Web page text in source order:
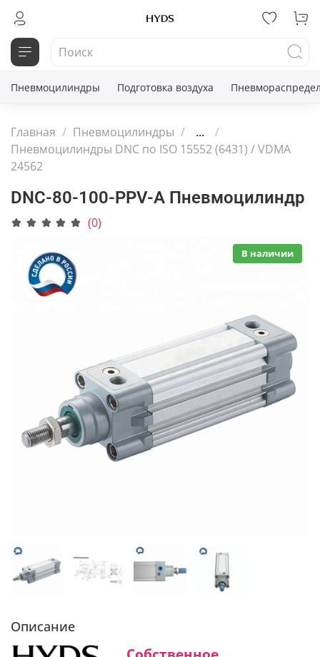
Пневмоцилиндры Подготовка воздуха
Главная Пневмоцилиндры
...
Пневмоцилиндры DNC по ISO 15552 (6431) / VDMA
24562
DNC-80-100-PPV-A Пневмоцилиндр
(0)
В наличии
Описание